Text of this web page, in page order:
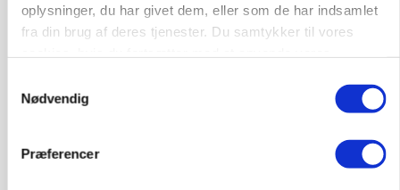
oplysninger, du har givet dem, eller som de har indsamlet
fra din brug af deres tjenester. Du samtykker til vores
Nødvendig
Præferencer